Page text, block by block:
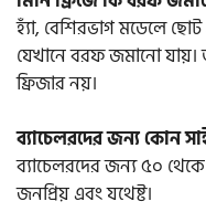
হ্যাঁ, বেশিরভাগ মডেলে
যেখানে বরফ জমানো যায়।
ফ্রিজার নয়।
ব্যাচেলরদের জন্য কোন
ব্যাচেলরদের জন্য ৫০
জনপ্রিয় এবং যথেষ্ট।